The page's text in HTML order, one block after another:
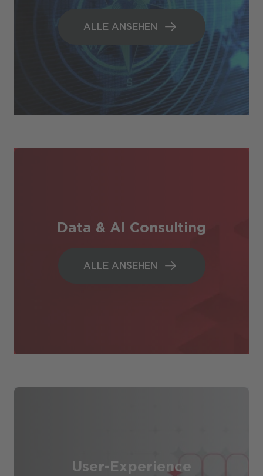
ALLE ANSEHEN
ALLE ANSEHEN
Data & AI Consulting
ALLE ANSEHEN
ALLE ANSEHEN
User-Experience